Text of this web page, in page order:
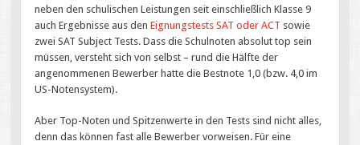
neben den schulischen Leistungen seit einschließlich Klasse 9
auch Ergebnisse aus denEignungstests SAT oder ACT sowie
zwei SAT Subject Tests. Dass die Schulnoten absolut top sein
müssen, versteht sich von selbst – rund die Hälfte der
angenommenen Bewerber hatte die Bestnote 1,0 (bzw. 4,0 im
US-Notensystem).
Aber Top-Noten und Spitzenwerte in den Tests sind nicht alles,
denn das können fast alle Bewerber vorweisen. Für eine